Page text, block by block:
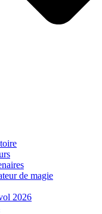
de magie
2026